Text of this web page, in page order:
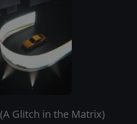
(A Glitch in the Matrix)